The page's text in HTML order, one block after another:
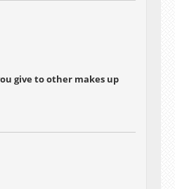
give to other makes up